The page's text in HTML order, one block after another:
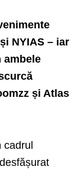
NYIAS – iar
ambele
și Atlas